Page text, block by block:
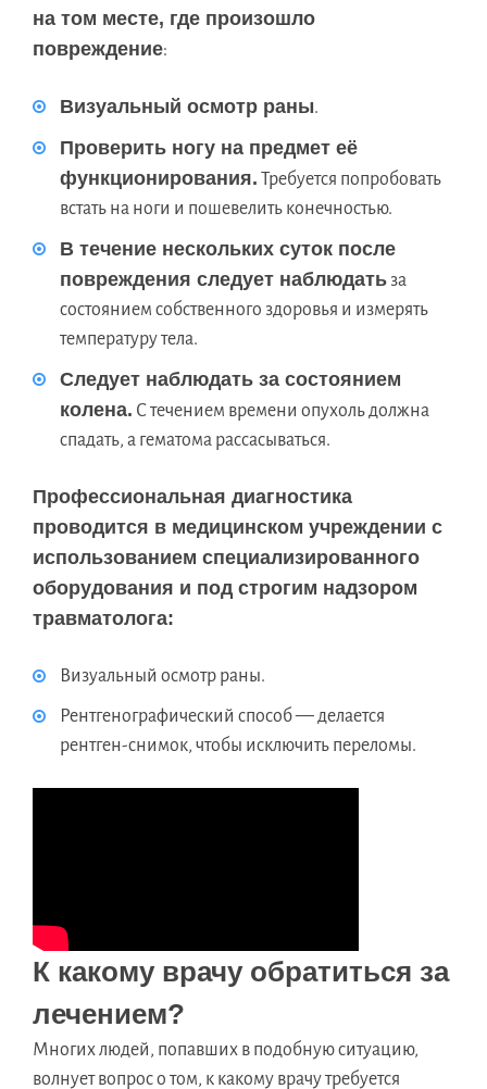
на том месте, где произошло
повреждение:
Визуальный осмотр раны.
Проверить ногу на предмет её
функционирования. Требуется попробовать
встать на ноги и пошевелить конечностью.
В течение нескольких суток после
повреждения следует наблюдать за
состоянием собственного здоровья и измерять
температуру тела.
Следует наблюдать за состоянием
колена. С течением времени опухоль должна
спадать, а гематома рассасываться.
Профессиональная диагностика
проводится в медицинском учреждении с
использованием специализированного
оборудования и под строгим надзором
травматолога:
Визуальный осмотр раны.
Рентгенографический способ — делается
рентген-снимок, чтобы исключить переломы.
К какому врачу обратиться за
лечением?
Многих людей, попавших в подобную ситуацию,
волнует вопрос о том, к какому врачу требуется